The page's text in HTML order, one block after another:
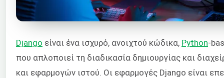
Django είναι ένα ισχυρό, ανοιχτού κώδικα, Python-
που απλοποιεί τη διαδικασία δημιουργίας και
και εφαρμογών ιστού. Οι εφαρμογές Django είναι